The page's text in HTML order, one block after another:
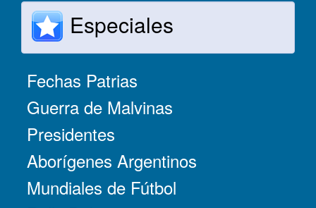
Especiales
Fechas Patrias
Guerra de Malvinas
Presidentes
Aborígenes Argentinos
Mundiales de Fútbol